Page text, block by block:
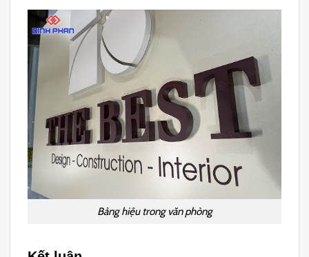
Bảng hiệu trong văn phòng